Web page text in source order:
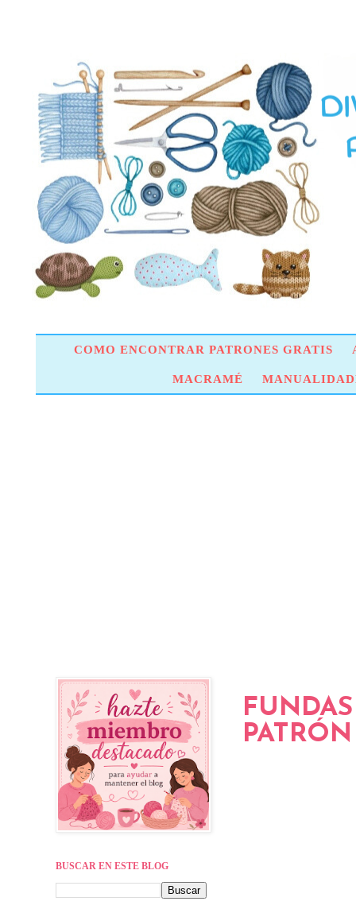
COMO ENCONTRAR PATRONES GRATIS
MACRAMÉ
BUSCAR EN ESTE BLOG